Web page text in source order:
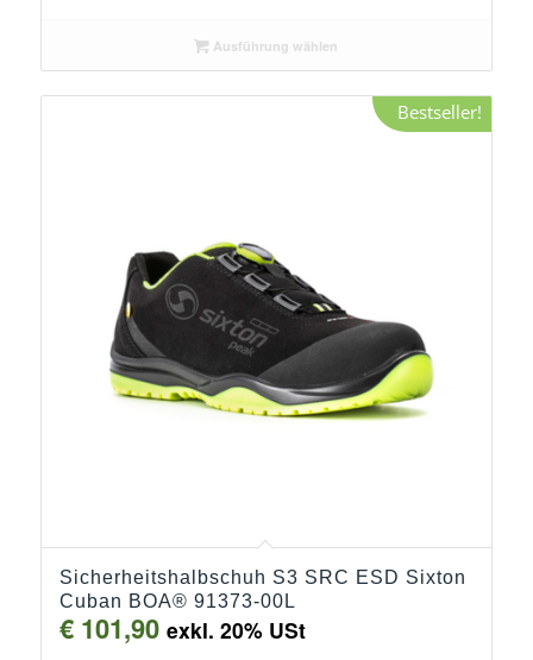
Ausführung wählen
Bestseller!
Sicherheitshalbschuh S3 SRC ESD Sixton
Cuban BOA® 91373-00L
€101,90 exkl. 20% USt